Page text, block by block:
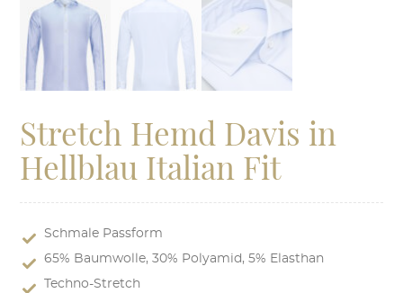
Stretch Hemd Davis in
Hellblau Italian Fit
Schmale Passform
65% Baumwolle, 30% Polyamid, 5% Elasthan
Techno-Stretch